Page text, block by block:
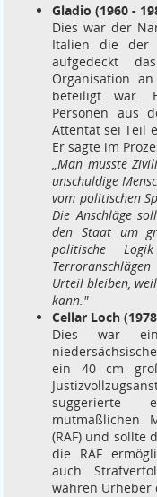
Gladio (1960 -
Dies war der
Italien die der
aufgedeckt
Organisation
beteiligt war.
Personen aus
Attentat sei Teil
Er sagte im
„Man musste
unschuldige
vom politischen
Die Anschläge
den Staat um
politische
Urteil bleiben,
kann."
Cellar Loch
Dies war ein
ein 40 cm
suggerierte
mutmaßlichen
(RAF) und sollte
die RAF
auch
wahren Urheber